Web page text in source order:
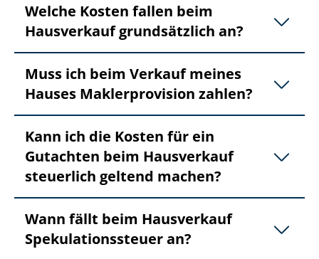
Welche Kosten fallen beim
Hausverkauf grundsätzlich an?
Muss ich beim Verkauf meines
Hauses Maklerprovision zahlen?
Kann ich die Kosten für ein
Gutachten beim Hausverkauf
steuerlich geltend machen?
Wann fällt beim Hausverkauf
Spe­ku­la­ti­ons­steu­er an?